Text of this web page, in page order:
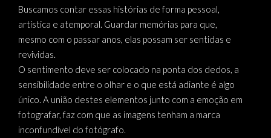
Buscamos contar essas histórias de forma pessoal,
artística e atemporal. Guardar memórias para que,
mesmo com o passar anos, elas possam ser sentidas e
revividas.
O sentimento deve ser colocado na ponta dos dedos, a
sensibilidade entre o olhar e o que está adiante é algo
único. A união destes elementos junto com a emoção em
fotografar, faz com que as imagens tenham a marca
inconfundível do fotógrafo.